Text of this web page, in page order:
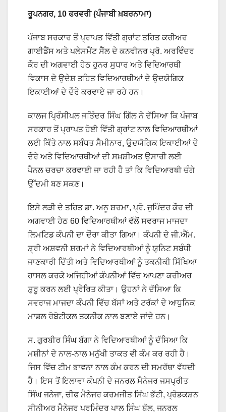
ਰੂਪਨਗਰ, 10 ਫਰਵਰੀ (ਪੰਜਾਬੀ ਖ਼ਬਰਨਾਮਾ)
ਪੰਜਾਬ ਸਰਕਾਰ ਤੋਂ ਪ੍ਰਾਪਤ ਵਿੱਤੀ ਗ੍ਰਾਂਟ ਤਹਿਤ ਕਰੀਅਰ
ਗਾਈਡੈਂਸ ਅਤੇ ਪਲੇਸਮੈਂਟ ਸੈੱਲ ਦੇ ਕਨਵੀਨਰ ਪ੍ਰੋ. ਅਰਵਿੰਦਰ
ਕੌਰ ਦੀ ਅਗਵਾਈ ਹੇਠ ਹੁਨਰ ਸੁਧਾਰ ਅਤੇ ਵਿਦਿਆਰਥੀ
ਵਿਕਾਸ ਦੇ ਉਦੇਸ਼ ਤਹਿਤ ਵਿਦਿਆਰਥੀਆਂ ਦੇ ਉਦਯੋਗਿਕ
ਇਕਾਈਆਂ ਦੇ ਦੌਰੇ ਕਰਵਾਏ ਜਾ ਰਹੇ ਹਨ।
ਕਾਲਜ ਪ੍ਰਿੰਸੀਪਲ ਜਤਿੰਦਰ ਸਿੰਘ ਗਿੱਲ ਨੇ ਦੱਸਿਆ ਕਿ ਪੰਜਾਬ
ਸਰਕਾਰ ਤੋਂ ਪ੍ਰਾਪਤ ਹੋਈ ਵਿੱਤੀ ਗ੍ਰਾਂਟ ਨਾਲ ਵਿਦਿਆਰਥੀਆਂ
ਲਈ ਕਿੱਤੇ ਨਾਲ ਸਬੰਧਤ ਸੈਮੀਨਾਰ, ਉਦਯੋਗਿਕ ਇਕਾਈਆਂ ਦੇ
ਦੌਰੇ ਅਤੇ ਵਿਦਿਆਰਥੀਆਂ ਦੀ ਸਖ਼ਸ਼ੀਅਤ ਉਸਾਰੀ ਲਈ
ਪੈਨਲ ਚਰਚਾ ਕਰਵਾਈ ਜਾ ਰਹੀ ਹੈ ਤਾਂ ਕਿ ਵਿਦਿਆਰਥੀ ਚੰਗੇ
ਉੱਦਮੀ ਬਣ ਸਕਣ।
ਇਸੇ ਲੜੀ ਦੇ ਤਹਿਤ ਡਾ. ਅਨੂ ਸ਼ਰਮਾ, ਪ੍ਰੋ. ਜੁਪਿੰਦਰ ਕੌਰ ਦੀ
ਅਗਵਾਈ ਹੇਠ 60 ਵਿਦਿਆਰਥੀਆਂ ਵੱਲੋਂ ਸਵਰਾਜ ਮਾਜਦਾ
ਲਿਮਟਿਡ ਕੰਪਨੀ ਦਾ ਦੌਰਾ ਕੀਤਾ ਗਿਆ। ਕੰਪਨੀ ਦੇ ਜੀ.ਐੱਮ.
ਸ਼੍ਰੀ ਅਸ਼ਵਨੀ ਸ਼ਰਮਾਂ ਨੇ ਵਿਦਿਆਰਥੀਆਂ ਨੂੰ ਯੁਨਿਟ ਸਬੰਧੀ
ਜਾਣਕਾਰੀ ਦਿੱਤੀ ਅਤੇ ਵਿਦਿਆਰਥੀਆਂ ਨੂੰ ਤਕਨੀਕੀ ਸਿੱਖਿਆ
ਹਾਸਲ ਕਰਕੇ ਅਜਿਹੀਆਂ ਕੰਪਨੀਆਂ ਵਿੱਚ ਆਪਣਾ ਕਰੀਅਰ
ਸ਼ੁਰੂ ਕਰਨ ਲਈ ਪ੍ਰੇਰਿਤ ਕੀਤਾ। ਉਹਨਾਂ ਨੇ ਦੱਸਿਆ ਕਿ
ਸਵਰਾਜ ਮਾਜਦਾ ਕੰਪਨੀ ਵਿੱਚ ਬੱਸਾਂ ਅਤੇ ਟਰੱਕਾਂ ਦੇ ਆਧੁਨਿਕ
ਮਾਡਲ ਰੋਬੋਟੀਕਲ ਤਕਨੀਕ ਨਾਲ ਬਣਾਏ ਜਾਂਦੇ ਹਨ।
ਸ. ਗੁਰਬੀਰ ਸਿੰਘ ਬੱਗਾ ਨੇ ਵਿਦਿਆਰਥੀਆਂ ਨੂੰ ਦੱਸਿਆ ਕਿ
ਮਸ਼ੀਨਾਂ ਦੇ ਨਾਲ-ਨਾਲ ਮਨੁੱਖੀ ਤਾਕਤ ਵੀ ਕੰਮ ਕਰ ਰਹੀ ਹੈ।
ਜਿਸ ਵਿੱਚ ਟੀਮ ਭਾਵਨਾ ਨਾਲ ਕੰਮ ਕਰਨ ਦੀ ਸਮਰੱਥਾ ਵੱਧਦੀ
ਹੈ। ਇਸ ਤੋਂ ਇਲਾਵਾ ਕੰਪਨੀ ਦੇ ਜਨਰਲ ਮੈਨੇਜਰ ਜਸਪ੍ਰੀਤ
ਸਿੰਘ ਜਨੇਜਾ, ਚੀਫ ਮੈਨੇਜਰ ਕਰਮਜੀਤ ਸਿੰਘ ਭੱਟੀ, ਪ੍ਰੋਡਕਸ਼ਨ
ਸੀਨੀਅਰ ਮੈਨੇਜਰ ਪਰਮਿੰਦਰ ਪਾਲ ਸਿੰਘ ਬੱਲ, ਜਨਰਲ